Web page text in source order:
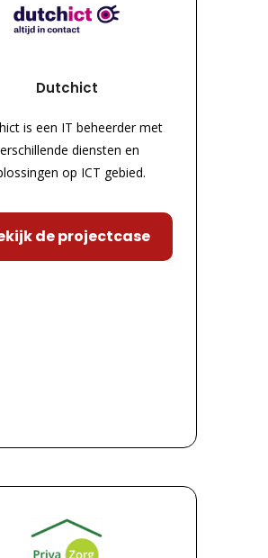
Dutchict
is een IT beheerder met
diensten en
op ICT gebied.
de projectcase